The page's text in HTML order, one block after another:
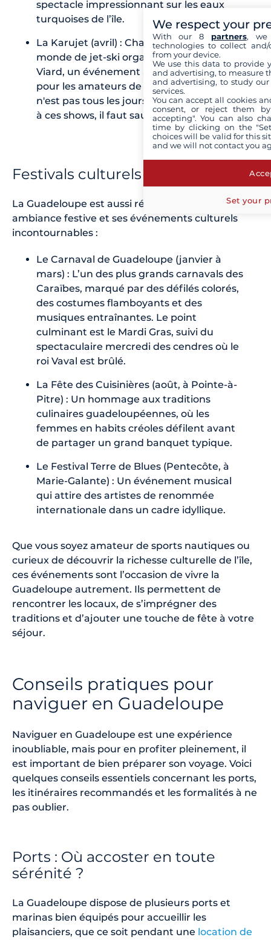
spectacle impressionnant sur les eaux
turquoises de l’île.
La Karujet (avril) : Championnat du
monde de jet-ski organisé sur la plage de
Viard, un événement à sensations fortes
pour les amateurs de sports nautiques. Ce
n'est pas tous les jours qu’on peut assister
à ces shows, il faut sauter sur l’occasion.
Festivals culturels et carnavals
La Guadeloupe est aussi réputée pour son
ambiance festive et ses événements culturels
incontournables :
Le Carnaval de Guadeloupe (janvier à
mars) : L’un des plus grands carnavals des
Caraïbes, marqué par des défilés colorés,
des costumes flamboyants et des
musiques entraînantes. Le point
culminant est le Mardi Gras, suivi du
spectaculaire mercredi des cendres où le
roi Vaval est brûlé.
La Fête des Cuisinières (août, à Pointe-à-
Pitre) : Un hommage aux traditions
culinaires guadeloupéennes, où les
femmes en habits créoles défilent avant
de partager un grand banquet typique.
Le Festival Terre de Blues (Pentecôte, à
Marie-Galante) : Un événement musical
qui attire des artistes de renommée
internationale dans un cadre idyllique.
Que vous soyez amateur de sports nautiques ou
curieux de découvrir la richesse culturelle de l’île,
ces événements sont l’occasion de vivre la
Guadeloupe autrement. Ils permettent de
rencontrer les locaux, de s’imprégner des
traditions et d’ajouter une touche de fête à votre
séjour.
Conseils pratiques pour
naviguer en Guadeloupe
Naviguer en Guadeloupe est une expérience
inoubliable, mais pour en profiter pleinement, il
est important de bien préparer son voyage. Voici
quelques conseils essentiels concernant les ports,
les itinéraires recommandés et les formalités à ne
pas oublier.
Ports : Où accoster en toute
sérénité ?
La Guadeloupe dispose de plusieurs ports et
marinas bien équipés pour accueillir les
plaisanciers, que ce soit pendant une location de
We respect your
With our 8 partners, we
technologies to collect
from your device.
We use this data to provide
and advertising, to measure
and advertising, to study
services.
You can accept all cookies
consent, or reject them
accepting". You can also
time by clicking on the
choices will be valid for this
and we will not contact you
Set your